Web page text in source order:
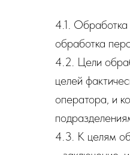
4.1. Обработка
обработка
4.2. Цели
целей
оператора, и
4.3. К целям